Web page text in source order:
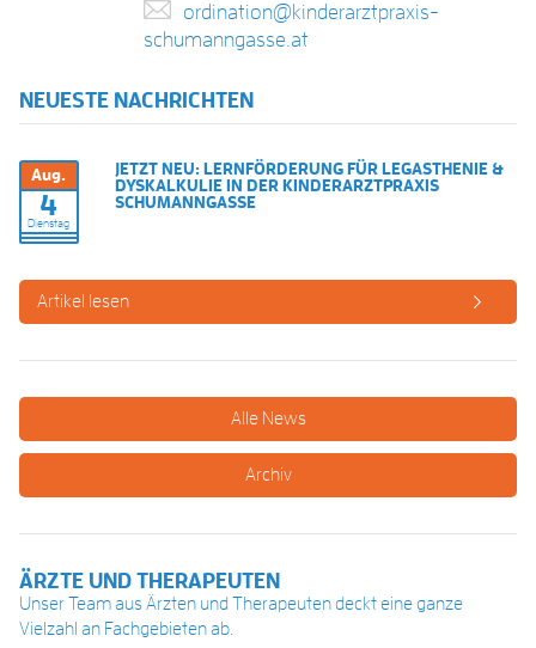
ordination@kinderarztpraxis-
schumanngasse.at
NEUESTE NACHRICHTEN
Aug.
4
Dienstag
JETZT NEU: LERNFÖRDERUNG FÜR LEGASTHENIE &
DYSKALKULIE IN DER KINDERARZTPRAXIS
SCHUMANNGASSE
Artikel lesen
Alle News
Archiv
ÄRZTE UND THERAPEUTEN
Unser Team aus Ärzten und Therapeuten deckt eine ganze
Vielzahl an Fachgebieten ab.